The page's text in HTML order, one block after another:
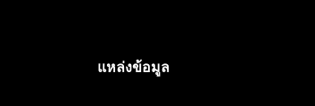
แหล่งข้อมูล